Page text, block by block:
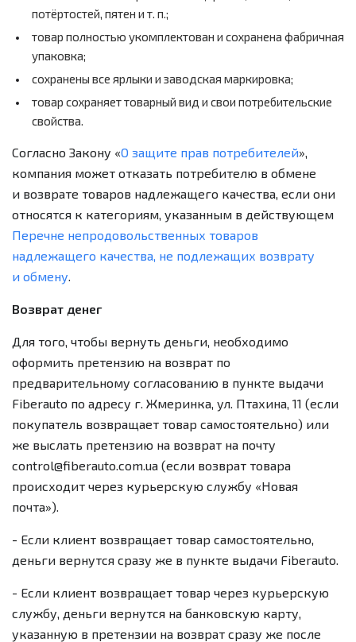
потёртостей, пятен и т. п.;
товар полностью укомплектован и сохранена фабричная
упаковка;
сохранены все ярлыки и заводская маркировка;
товар сохраняет товарный вид и свои потребительские
свойства.
Согласно Закону «О защите прав потребителей»,
компания может отказать потребителю в обмене
и возврате товаров надлежащего качества, если они
относятся к категориям, указанным в действующем
Перечне непродовольственных товаров
надлежащего качества, не подлежащих возврату
и обмену.
Возврат денег
Для того, чтобы вернуть деньги, необходимо
оформить претензию на возврат по
предварительному согласованию в пункте выдачи
Fiberauto по адресу г. Жмеринка, ул. Птахина, 11 (если
покупатель возвращает товар самостоятельно) или
же выслать претензию на возврат на почту
control@fiberauto.com.ua (если возврат товара
происходит через курьерскую службу «Новая
почта»).
- Если клиент возвращает товар самостоятельно,
деньги вернутся сразу же в пункте выдачи Fiberauto.
- Если клиент возвращает товар через курьерскую
службу, деньги вернутся на банковскую карту,
указанную в претензии на возврат сразу же после